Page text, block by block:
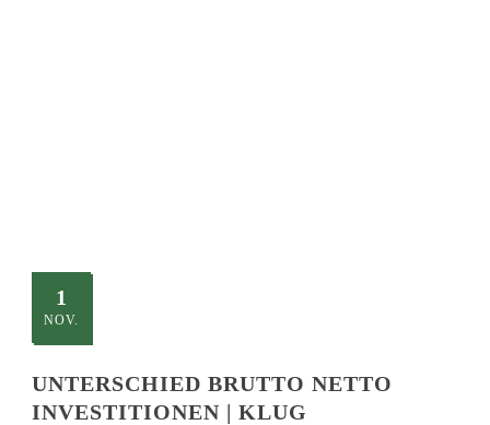
1
NOV.
UNTERSCHIED BRUTTO NETTO
INVESTITIONEN | KLUG